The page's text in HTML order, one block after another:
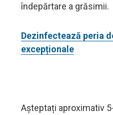
îndepărtare a grăsimii.
Dezinfectează peria
excepționale
Așteptați aproximativ